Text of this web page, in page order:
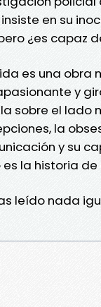
en su
¿es capaz
es una obra
y
sobre el lado
la
y su
la historia
leído nada